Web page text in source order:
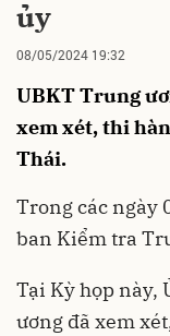
ủy
08/05/2024 19:32
UBKT Trung
xem xét, thi
Thái.
Trong các ngày
ban Kiểm tra
Tại Kỳ họp này,
ương đã xem